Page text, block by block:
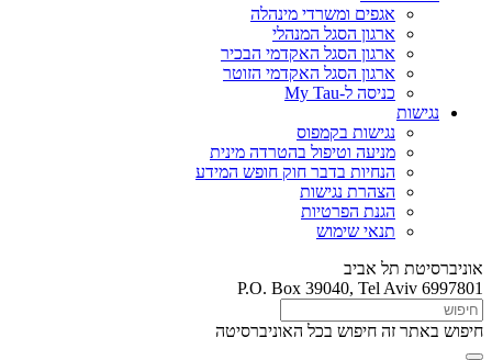
אגפים ומשרדי מינהלה
ארגון הסגל המנהלי
ארגון הסגל האקדמי הבכיר
ארגון הסגל האקדמי הזוטר
כניסה ל-My Tau
נגישות
נגישות בקמפוס
מניעה וטיפול בהטרדה מינית
הנחיות בדבר חוק חופש המידע
הצהרת נגישות
הגנת הפרטיות
תנאי שימוש
אוניברסיטת תל אביב
P.O. Box 39040, Tel Aviv 6997801
חיפוש באתר זה חיפוש בכל האוניברסיטה